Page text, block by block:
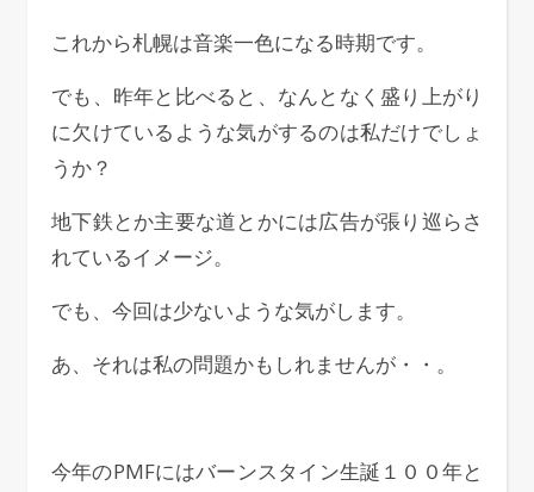
これから札幌は音楽一色になる時期です。
でも、昨年と比べると、なんとなく盛り上がり
に欠けているような気がするのは私だけでしょ
うか？
地下鉄とか主要な道とかには広告が張り巡らさ
れているイメージ。
でも、今回は少ないような気がします。
あ、それは私の問題かもしれませんが・・。
今年のPMFにはバーンスタイン生誕１００年と